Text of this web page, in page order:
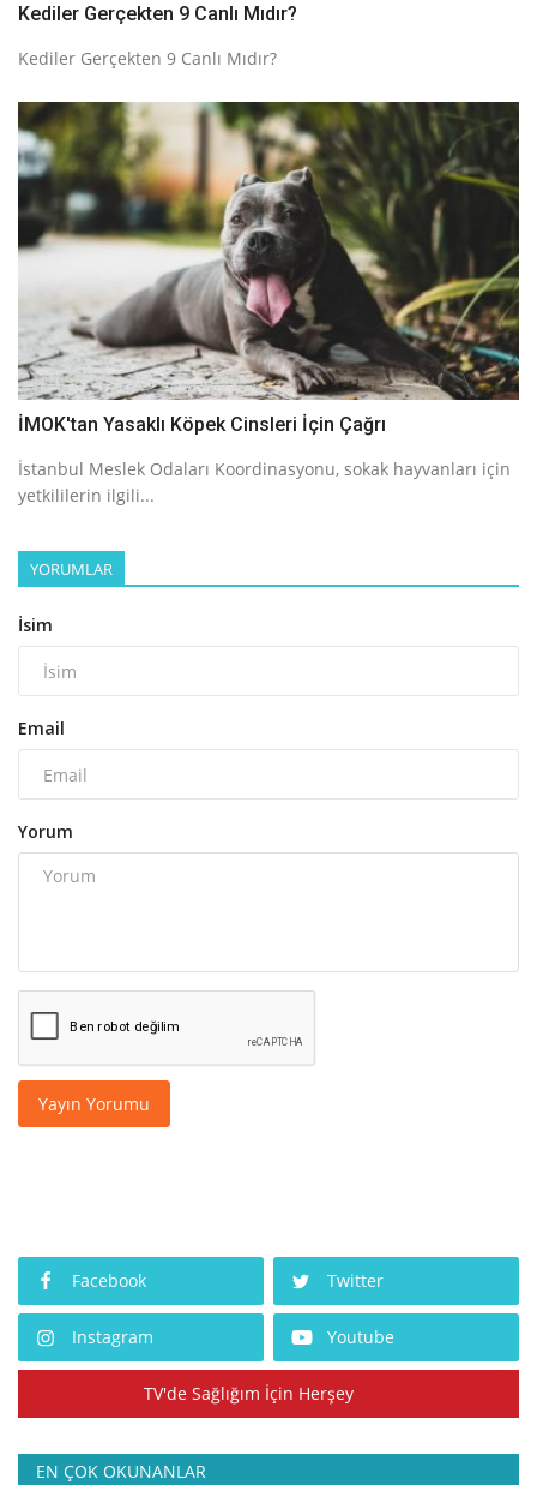
Kediler Gerçekten 9 Canlı Mıdır?
Kediler Gerçekten 9 Canlı Mıdır?
İMOK'tan Yasaklı Köpek Cinsleri İçin Çağrı
İstanbul Meslek Odaları Koordinasyonu, sokak hayvanları için
yetkililerin ilgili...
YORUMLAR
İsim
Email
Yorum
Yayın Yorumu
Facebook Twitter
Instagram Youtube
TV'de Sağlığım İçin Herşey
EN ÇOK OKUNANLAR